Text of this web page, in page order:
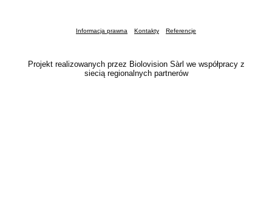
Informacja prawna Kontakty Referencje
Projekt realizowanych przez Biolovision Sàrl we współpracy z
siecią regionalnych partnerów